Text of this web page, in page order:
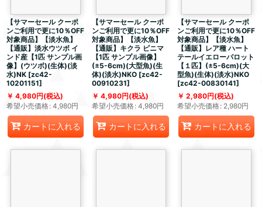
【サマーセール クーポ
ンご利用で更に10％OFF
対象商品】【淡水魚】
【通販】淡水ウツボ イ
ンド産【1匹 サンプル画
像】(ウツボ)(生体)(淡
水)NK [zc42-
10201151]
4,980円(税込)
希望小売価格: 4,980円
カートに入れる
【サマーセール クーポ
ンご利用で更に10％OFF
対象商品】【淡水魚】
【通販】キクラ ピニマ
【1匹 サンプル画像】
(±5-6cm)(大型魚)(生
体)(淡水)NKO [zc42-
00910231]
4,980円(税込)
希望小売価格: 4,980円
カートに入れる
【サマーセール クーポ
ンご利用で更に10％OFF
対象商品】【淡水魚】
【通販】レア種 ハート
テールイエローパロット
【１匹】(±5-6cm)(大
型魚)(生体)(淡水)NKO
[zc42-00830141]
2,980円(税込)
希望小売価格: 2,980円
カートに入れる